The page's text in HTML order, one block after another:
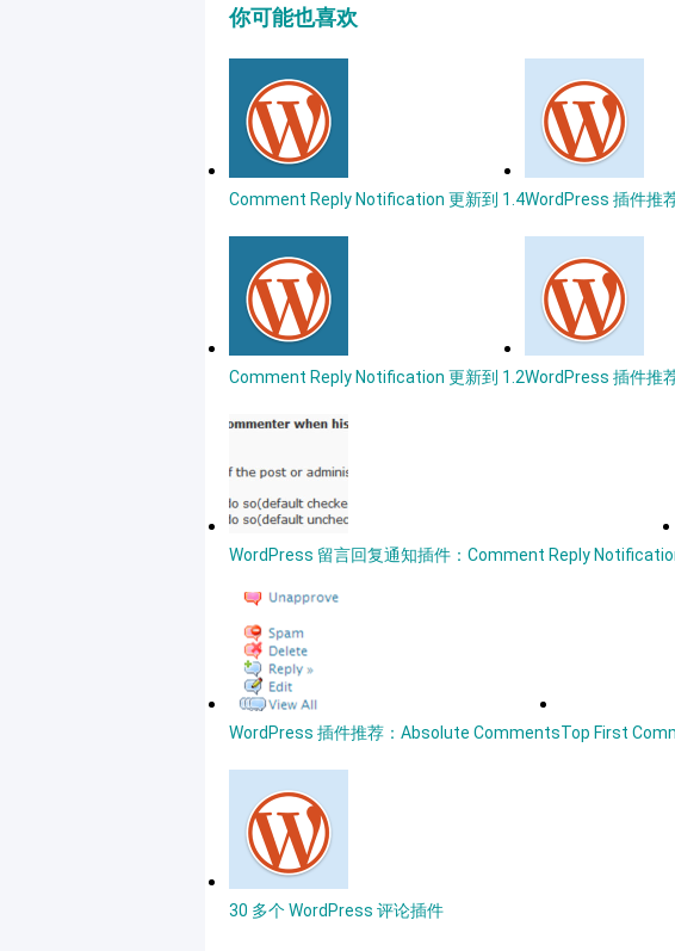
你可能也喜欢
Comment Reply Notification 更新到 1.4WordPress 插件推
Comment Reply Notification 更新到 1.2WordPress 插件推
WordPress 留言回复通知插件：Comment Reply
WordPress 插件推荐：Absolute CommentsTop First
30 多个 WordPress 评论插件